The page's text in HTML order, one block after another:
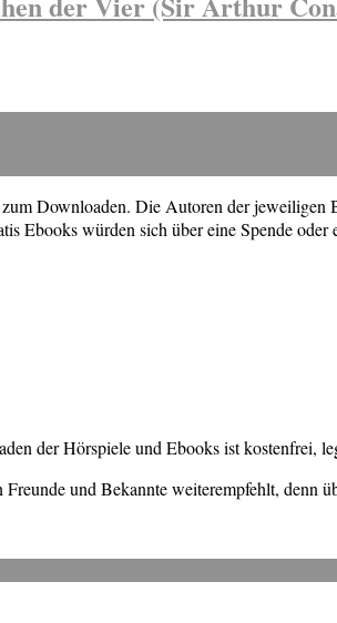
Downloaden. Die Autoren der
Ebooks würden sich über eine Spende oder
der Hörspiele und Ebooks ist kostenfrei,
und Bekannte weiterempfehlt,